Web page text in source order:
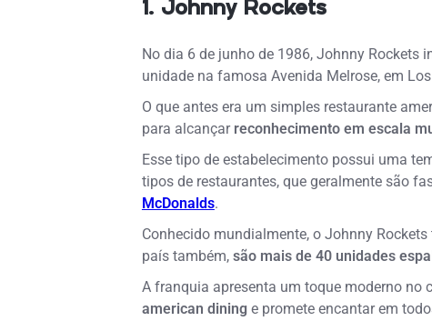
1. Johnny Rockets
No dia 6 de junho de 1986, Johnny Rockets
unidade na famosa Avenida Melrose, em
O que antes era um simples restaurante
para alcançar reconhecimento em escala
Esse tipo de estabelecimento possui uma
tipos de restaurantes, que geralmente são
McDonalds.
Conhecido mundialmente, o Johnny
país também, são mais de 40 unidades
A franquia apresenta um toque moderno no
american dininge promete encantar em